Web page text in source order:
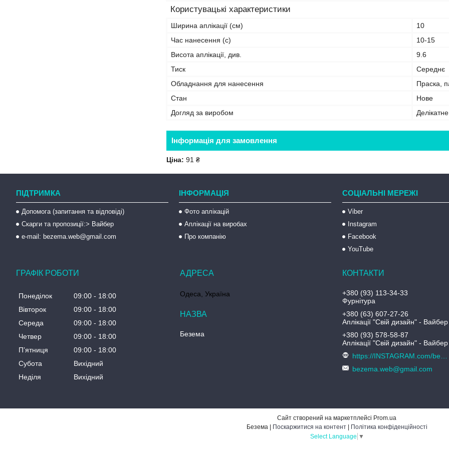
Користувацькі характеристики
Ширина аплікації (см)
10
Час нанесення (с)
10-15
Висота аплікації, див.
9.6
Тиск
Середнє
Обладнання для нанесення
Праска,
Стан
Нове
Догляд за виробом
Інформація для замовлення
Ціна: 91 ₴
ПІДТРИМКА
Допомога (запитання та відповіді)
Скарги та пропозиції:> Вайбер
e-mail: bezema.web@gmail.com
ІНФОРМАЦІЯ
Фото аплікацій
Аплікації на виробах
Про компанію
СОЦІАЛЬНІ МЕРЕЖІ
Viber
Instagram
Facebook
YouTube
ГРАФІК РОБОТИ
Понеділок 09:00
18:00
Вівторок
09:00
18:00
Середа
09:00
18:00
Четвер
09:00
18:00
Пʼятниця
09:00
18:00
Субота
Вихідний
Неділя
Вихідний
Одеса, Україна
Безема
+380 (93) 113-34-33
Фурнітура
+380 (63) 607-27-26
Аплікації "Свій дизайн" - Вайбер
+380 (93) 578-58-87
Аплікації "Свій дизайн" - Вайбер
bezema.web@gmail.com
Сайт створений на маркетплейсі Prom.ua
Поскаржитися на контент
Політика конфіденційності
Select Language ▼